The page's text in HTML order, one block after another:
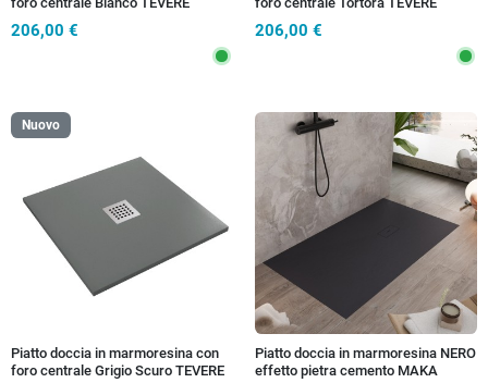
206,00 € 206,00 €
Nuovo
Piatto doccia in marmoresina con
foro centrale Grigio Scuro TEVERE
Piatto doccia in marmoresina NERO
effetto pietra cemento MAKA